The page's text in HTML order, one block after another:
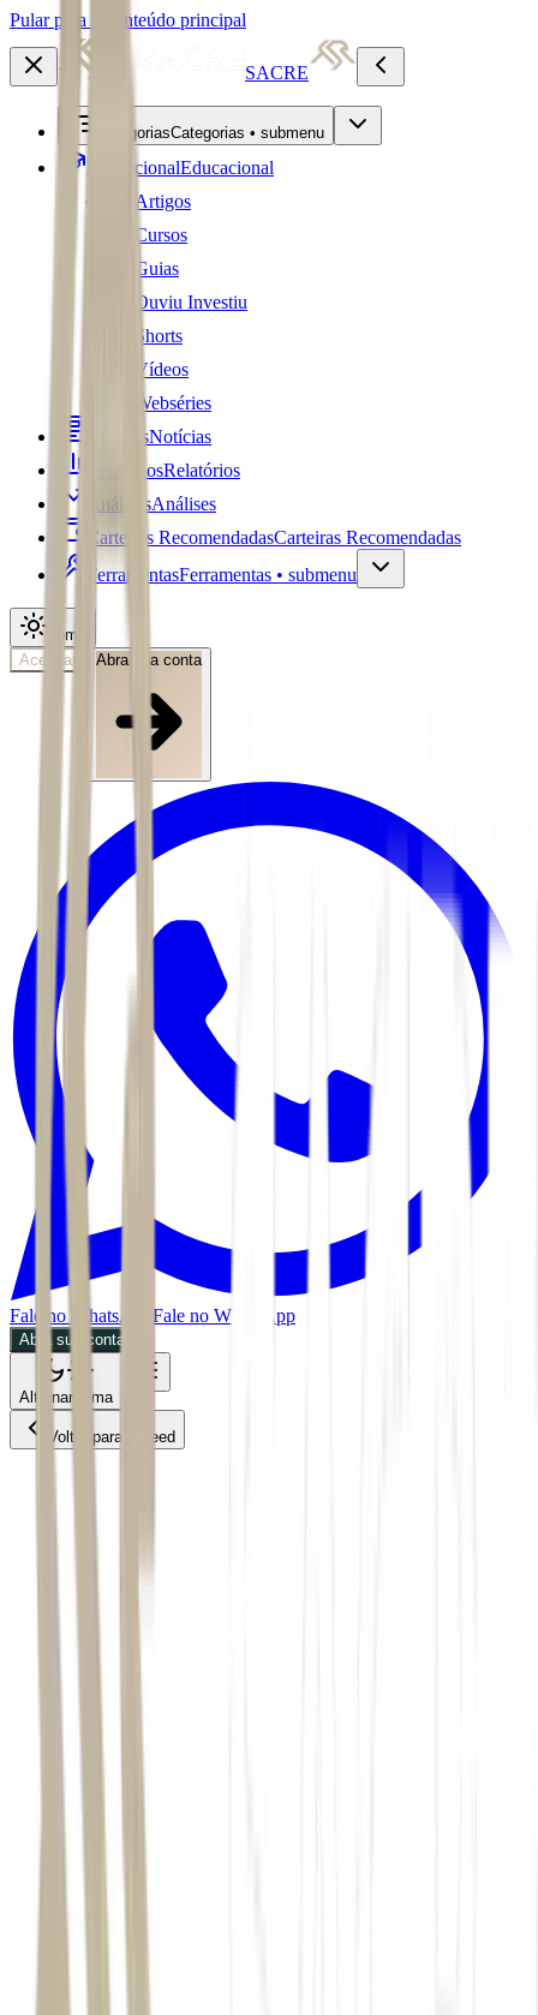
Pular para o conteúdo principal
SACRE
CategoriasCategorias • submenu
EducacionalEducacional
Artigos
Cursos
Guias
Ouviu Investiu
Shorts
Vídeos
Webséries
NotíciasNotícias
RelatóriosRelatórios
AnálisesAnálises
Carteiras RecomendadasCarteiras Recomendadas
FerramentasFerramentas • submenu
Tema
Acessar
Abra sua conta
Fale no WhatsApp Fale no WhatsApp
Abra sua conta
Alternar tema
Voltar para o Feed